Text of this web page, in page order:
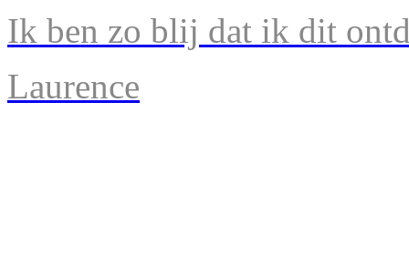
Ik ben zo blij dat ik dit
Laurence